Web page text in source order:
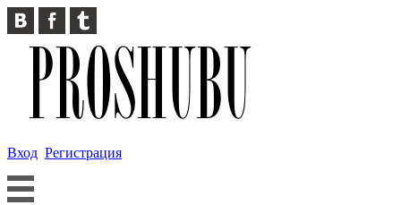
Вход Регистрация